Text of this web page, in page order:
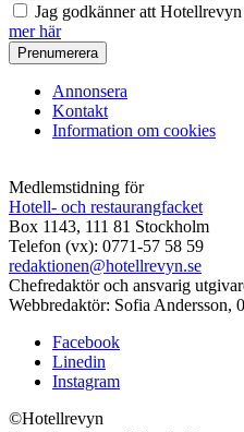
Jag godkänner att
mer här
Annonsera
Kontakt
Information om cookies
Medlemstidning för
Hotell- och restaurangfacket
Box 1143, 111 81 Stockholm
Telefon (vx): 0771-57 58 59
redaktionen@hotellrevyn.se
Chefredaktör och ansvarig
Webbredaktör: Sofia Andersson,
Facebook
Linedin
Instagram
©Hotellrevyn